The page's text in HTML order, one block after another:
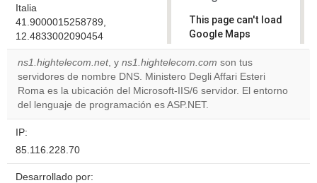
Italia
41.9000015258789,
12.4833002090454
This page can't load
Google Maps
correctly.
Do you
own this
website?
OK
ns1.hightelecom.net, y ns1.hightelecom.com son tus
servidores de nombre DNS. Ministero Degli Affari Esteri
Roma es la ubicación del Microsoft-IIS/6 servidor. El entorno
del lenguaje de programación es ASP.NET.
IP:
85.116.228.70
Desarrollado por: